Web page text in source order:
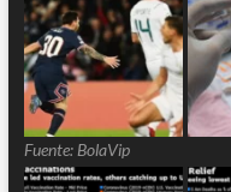
Fuente: BolaVip